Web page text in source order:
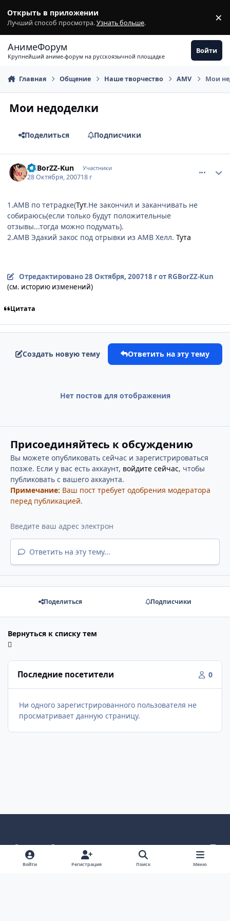
Открыть в приложении
Лучший способ просмотра.Узнать больше. ×
АнимеФорум
Крупнейший аниме-форум на русскоязычной площадке
Войти
Главная Общение Наше творчество AMV Мои
Мои недоделки
Поделиться Подписчики
RGBorZZ-Kun Участники
28 Октября, 200718 г
1.АМВ по тетрадке(Тут.Не закончил и заканчивать не
собираюсь(если только будут положительные
отзывы...тогда можно подумать).
2.АМВ Эдакий закос под отрывки из АМВ Хелл. Тута
Отредактировано28 Октября, 200718 гот RGBorZZ-Kun
(см. историю изменений)
Цитата
Создать новую тему Ответить на эту тему
Нет постов для отображения
Присоединяйтесь к обсуждению
Вы можете опубликовать сейчас и зарегистрироваться
позже. Если у вас есть аккаунт, войдите сейчас, чтобы
публиковать с вашего аккаунта.
Примечание: Ваш пост требует одобрения модератора
перед публикацией.
Ответить на эту тему...
Поделиться Подписчики
Вернуться к списку тем
Последние посетители 0
Ни одного зарегистрированного пользователя не
просматривает данную страницу.
Светлый режим
Темный режим
Как в системе
v
k
Политика конфиденциальности
Войти Регистрация Поиск Меню